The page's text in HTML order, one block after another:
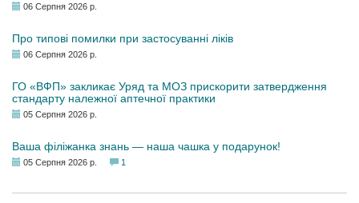
06 Серпня 2026 р.
Про типові помилки при застосуванні ліків
06 Серпня 2026 р.
ГО «ВФП» закликає Уряд та МОЗ прискорити затвердження
стандарту належної аптечної практики
05 Серпня 2026 р.
Ваша філіжанка знань — наша чашка у подарунок!
05 Серпня 2026 р. 1